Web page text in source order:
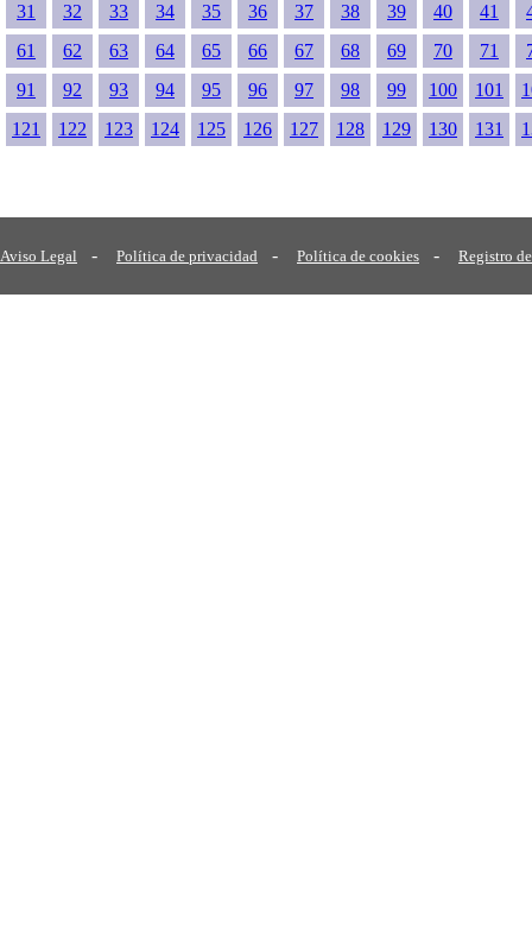
31
32 33 34 35 36 37 38 39 40 41
61
62 63 64 65 66 67 68 69 70 71
91
92 93 94 95 96 97 98 99 100 101
121
122 123 124 125 126 127 128 129 130 131
Aviso Legal - Política de privacidad - Política de cookies - Registro